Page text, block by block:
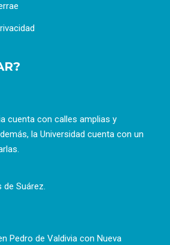
cuenta con calles amplias y
la Universidad cuenta con un
de Suárez.
Pedro de Valdivia con Nueva